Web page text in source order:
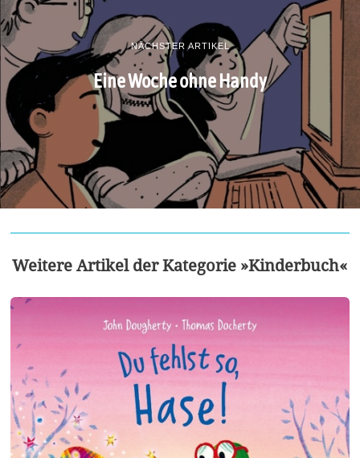
NÄCHSTER ARTIKEL
Eine Woche ohne Handy
Weitere Artikel der Kategorie »Kinderbuch«